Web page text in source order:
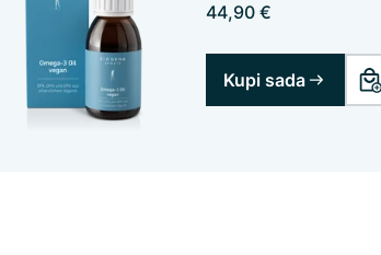
44,90 €
Kupi sada